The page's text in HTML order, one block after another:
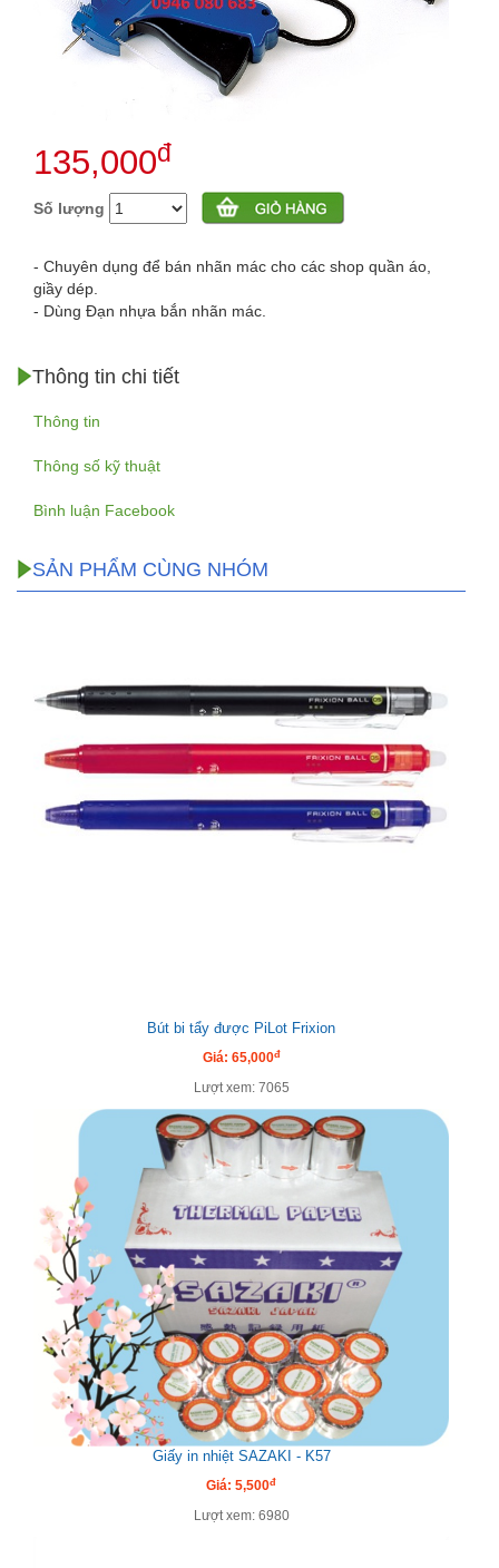
135,000đ
Số lượng
- Chuyên dụng để bán nhãn mác cho các shop quần áo,
giầy dép.
- Dùng Đạn nhựa bắn nhãn mác.
Thông tin chi tiết
Thông tin
Thông số kỹ thuật
Bình luận Facebook
SẢN PHẨM CÙNG NHÓM
Bút bi tẩy được PiLot Frixion
Giá: 65,000đ
Lượt xem: 7065
Giấy in nhiệt SAZAKI - K57
Giá: 5,500đ
Lượt xem: 6980